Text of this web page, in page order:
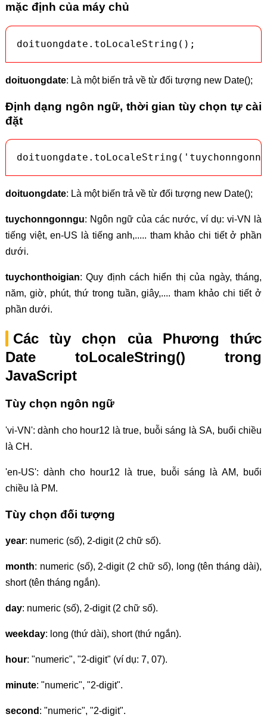
mặc định của máy chủ
doituongdate.toLocaleString();
doituongdate: Là một biến trả về từ đối tượng new Date();
Định dạng ngôn ngữ, thời gian tùy chọn tự cài
đặt
doituongdate: Là một biến trả về từ đối tượng new Date();
tuychonngonngu: Ngôn ngữ của các nước, ví dụ: vi-VN là
tiếng việt, en-US là tiếng anh,..... tham khảo chi tiết ở phần
dưới.
tuychonthoigian: Quy định cách hiển thị của ngày, tháng,
năm, giờ, phút, thứ trong tuần, giây,.... tham khảo chi tiết ở
phần dưới.
Các tùy chọn của Phương thức
Date toLocaleString() trong
JavaScript
Tùy chọn ngôn ngữ
'vi-VN': dành cho hour12 là true, buỗi sáng là SA, buổi chiều
là CH.
'en-US': dành cho hour12 là true, buỗi sáng là AM, buổi
chiều là PM.
Tùy chọn đối tượng
year: numeric (số), 2-digit (2 chữ số).
month: numeric (số), 2-digit (2 chữ số), long (tên tháng dài),
short (tên tháng ngắn).
day: numeric (số), 2-digit (2 chữ số).
weekday: long (thứ dài), short (thứ ngắn).
hour: "numeric", "2-digit" (ví dụ: 7, 07).
minute: "numeric", "2-digit".
second : "numeric", "2-digit".